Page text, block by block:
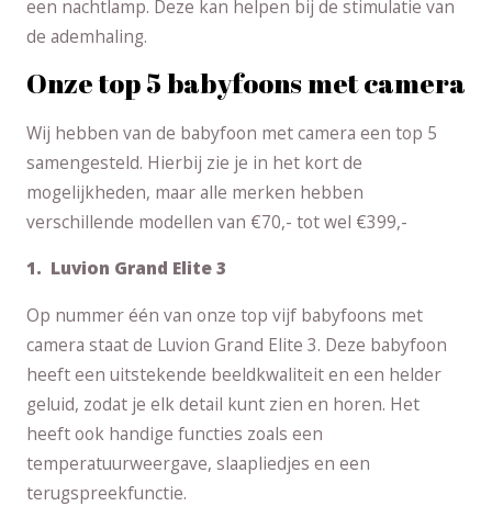
een nachtlamp. Deze kan helpen bij de stimulatie van
de ademhaling.
Onze top 5 babyfoons met camera
Wij hebben van de babyfoon met camera een top 5
samengesteld. Hierbij zie je in het kort de
mogelijkheden, maar alle merken hebben
verschillende modellen van €70,- tot wel €399,-
1. Luvion Grand Elite 3
Op nummer één van onze top vijf babyfoons met
camera staat de Luvion Grand Elite 3. Deze babyfoon
heeft een uitstekende beeldkwaliteit en een helder
geluid, zodat je elk detail kunt zien en horen. Het
heeft ook handige functies zoals een
temperatuurweergave, slaapliedjes en een
terugspreekfunctie.